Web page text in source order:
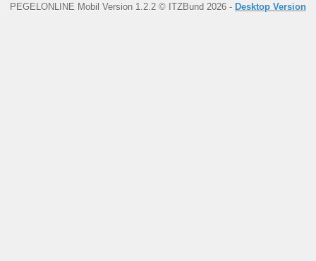
PEGELONLINE Mobil Version 1.2.2 © ITZBund 2026 - Desktop Version